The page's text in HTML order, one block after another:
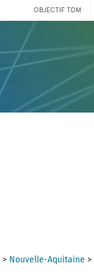
OBJECTIF TDM
> Nouvelle-Aquitaine >